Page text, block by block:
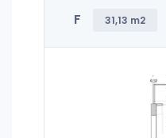
F 31,13 m2